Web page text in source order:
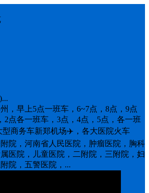
，早上5点一班车，6~7点，8点，9点
2点各一班车，3点，4点，5点，各一班
型商务车新郑机场✈️，各大医院火车
院，河南省人民医院，肿瘤医院，胸科
医院，儿童医院，二附院，三附院，妇
院，五警医院，...